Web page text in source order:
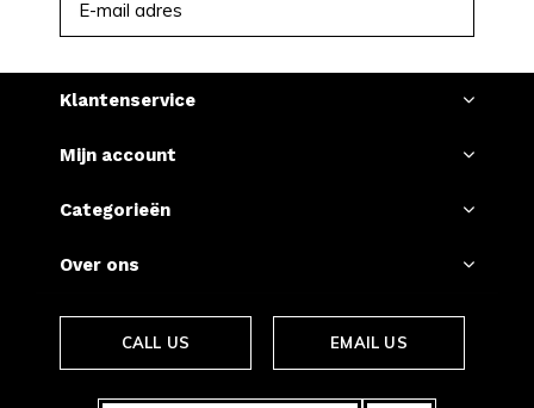
Klantenservice
Mijn account
Categorieën
Over ons
CALL US EMAIL US